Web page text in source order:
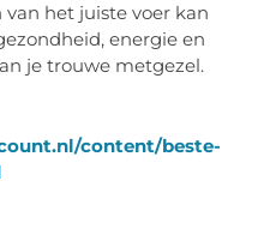
het juiste voer kan
energie en
je trouwe metgezel.
content/beste-